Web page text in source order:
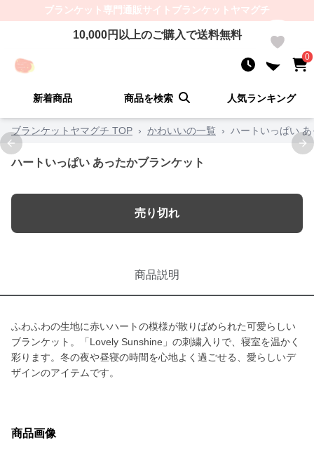
ブランケット 専門通販サイト ブランケットヤマグチ
10,000円以上のご購入で送料無料
0
新着商品 商品を検索 人気ランキング
ブランケットヤマグチ TOP › かわいいの一覧 › ハートいっぱい
Previous slide
ハートいっぱい あったかブランケット
売り切れ
商品説明
ふわふわの生地に赤いハートの模様が散りばめられた可愛らしい
ブランケット。「Lovely Sunshine」の刺繍入りで、寝室を温かく
彩ります。冬の夜や昼寝の時間を心地よく過ごせる、愛らしいデ
ザインのアイテムです。
商品画像